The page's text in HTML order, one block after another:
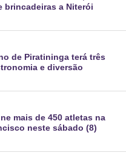
brincadeiras a Niterói
de Piratininga terá três
e diversão
mais de 450 atletas na
neste sábado (8)